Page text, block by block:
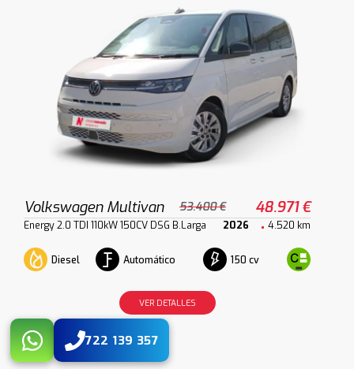
Volkswagen Multivan 53.400 € 48.971 €
Energy 2.0 TDI 110kW 150CV DSG B.Larga 2026 4.520 km
Diesel Automático 150 cv
VER DETALLES
722 139 357